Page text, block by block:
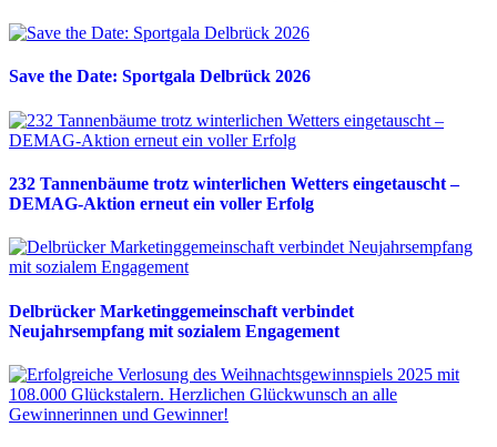
Save the Date: Sportgala Delbrück 2026
232 Tannenbäume trotz winterlichen Wetters eingetauscht –
DEMAG-Aktion erneut ein voller Erfolg
Delbrücker Marketinggemeinschaft verbindet
Neujahrsempfang mit sozialem Engagement